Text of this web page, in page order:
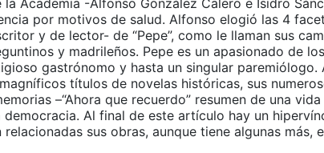
Academia -Alfonso González Calero e Isidro
por motivos de salud. Alfonso elogió las 4
y de lector- de “Pepe”, como le llaman sus
y madrileños. Pepe es un apasionado de
gastrónomo y hasta un singular paremiólogo.
títulos de novelas históricas, sus
–“Ahora que recuerdo” resumen de una
Al final de este artículo hay un
sus obras, aunque tiene algunas más,